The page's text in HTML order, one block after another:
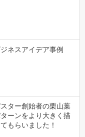
ネスアイデア事例
ター創始者の栗山葉
ーンをより大きく描
もらいました！